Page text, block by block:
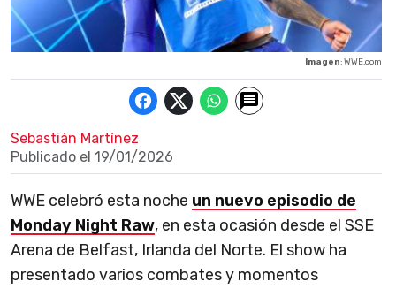
Imagen: WWE.com
Sebastián Martínez
Publicado el 19/01/2026
WWE celebró esta noche un nuevo episodio de
Monday Night Raw, en esta ocasión desde el SSE
Arena de Belfast, Irlanda del Norte. El show ha
presentado varios combates y momentos